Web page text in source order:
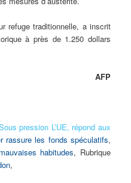
refuge traditionnelle, a inscrit
à près de 1.250 dollars
AFP
pression L’UE, répond aux
rassure les fonds spéculatifs,
habitudes, Rubrique
,